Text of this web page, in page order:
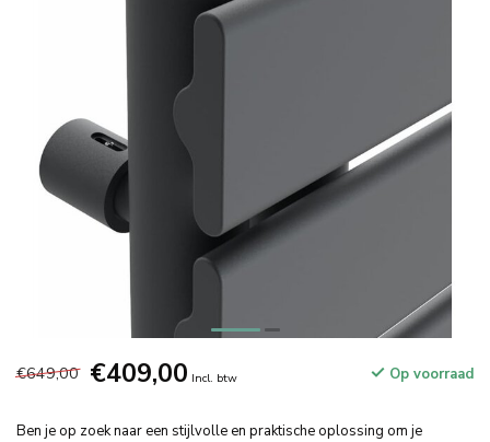
€649,00 €409,00 Incl. btw Op voorraad
Ben je op zoek naar een stijlvolle en praktische oplossing om je